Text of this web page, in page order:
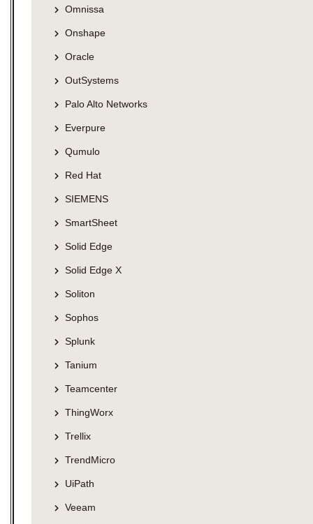
Omnissa
Onshape
Oracle
OutSystems
Palo Alto Networks
Everpure
Qumulo
Red Hat
SIEMENS
SmartSheet
Solid Edge
Solid Edge X
Soliton
Sophos
Splunk
Tanium
Teamcenter
ThingWorx
Trellix
TrendMicro
UiPath
Veeam